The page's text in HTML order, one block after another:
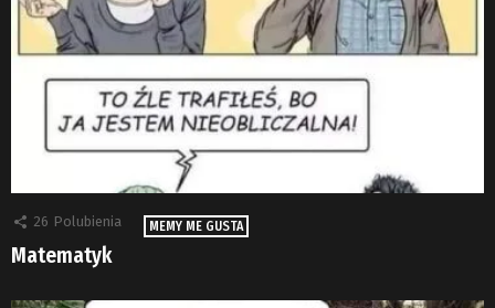
26 Polubienia MEMY ME GUSTA
Matematyk